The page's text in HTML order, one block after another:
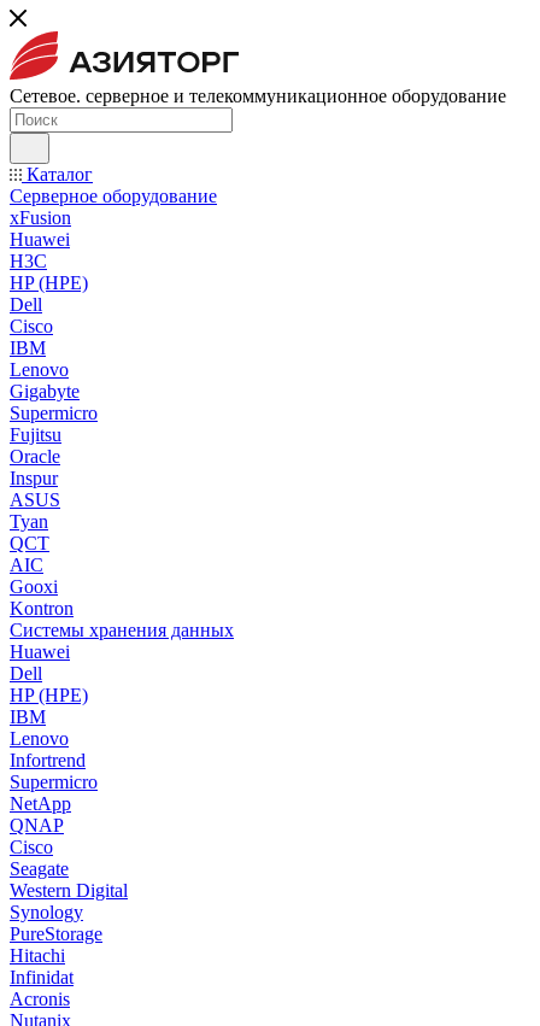
Сетевое. серверное и телекоммуникационное оборудование
Каталог
Серверное оборудование
xFusion
Huawei
H3C
HP (HPE)
Dell
Cisco
IBM
Lenovo
Gigabyte
Supermicro
Fujitsu
Oracle
Inspur
ASUS
Tyan
QCT
AIC
Gooxi
Kontron
Системы хранения данных
Huawei
Dell
HP (HPE)
IBM
Lenovo
Infortrend
Supermicro
NetApp
QNAP
Cisco
Seagate
Western Digital
Synology
PureStorage
Hitachi
Infinidat
Acronis
Nutanix